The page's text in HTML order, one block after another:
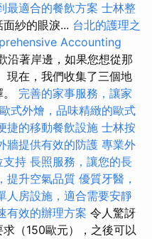
最適合的餐飲方案 士林整
紗的眼淚... 台北的護理之
Accounting
沿著岸邊，如果您想從那
現在，我們收集了三個地
完善的家事服務，讓家
歐式外燴，品味精緻的歐式
捷的移動餐飲設施 士林按
牆提供有效的防護 專業外
支持 長照服務，讓您的長
提升空氣品質 優質牙醫，
人房設施，適合需要安靜
有效的辦理方案 令人驚訝
（150歐元），之後可以